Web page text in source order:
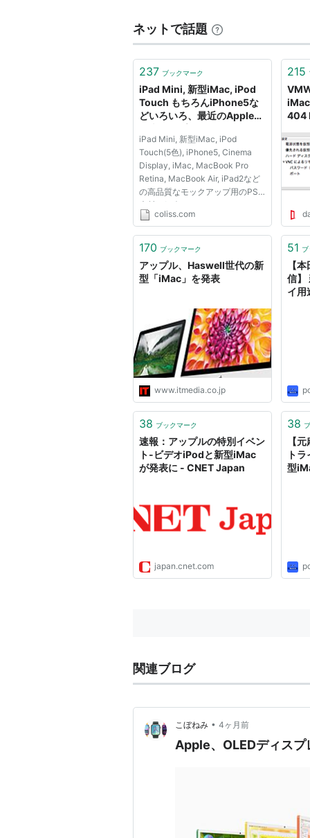
ネットで話題
237 ブックマーク
iPad Mini, 新型iMac, iPod
Touch もちろんiPhone5な
どいろいろ、最近のAppleが
アップ用の素材のまとめ
iPad Mini, 新型iMac, iPod
Touch(5色), iPhone5, Cinema
Display, iMac, MacBook Pro
Retina, MacBook Air, iPad2など
の高品質なモックアップ用のPSD
素材を紹介します。
coliss.com
215
404
170 ブックマーク
アップル、Haswell世代の新
型「iMac」を発表
www.itmedia.co.jp
51
【
信】
イ用
38 ブックマーク
速報：アップルの特別イベン
ト-ビデオiPodと新型iMac
が発表に - CNET Japan
japan.cnet.com
38
【
ト
型
関連ブログ
こぼねみ • 4ヶ月前
Apple、OLEDディス